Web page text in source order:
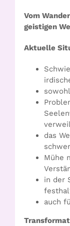
Vom
geistigen
Aktuelle
das
Mühe
in der
auch